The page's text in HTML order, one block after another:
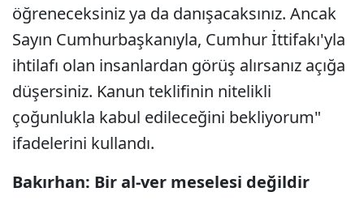
öğreneceksiniz ya da danışacaksınız. Ancak
Sayın Cumhurbaşkanıyla, Cumhur İttifakı'yla
ihtilafı olan insanlardan görüş alırsanız açığa
düşersiniz. Kanun teklifinin nitelikli
çoğunlukla kabul edileceğini bekliyorum"
ifadelerini kullandı.
Bakırhan: Bir al-ver meselesi değildir